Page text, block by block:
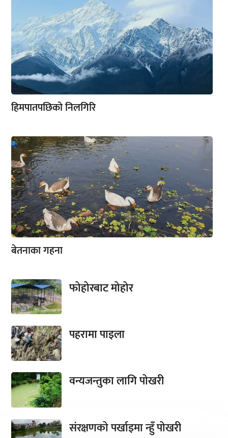
हिमपातपछिको निलगिरि
बेतनाका गहना
फोहोरबाट मोहोर
पहरामा पाइला
वन्यजन्तुका लागि पोखरी
संरक्षणको पर्खाइमा न्हुँ पोखरी